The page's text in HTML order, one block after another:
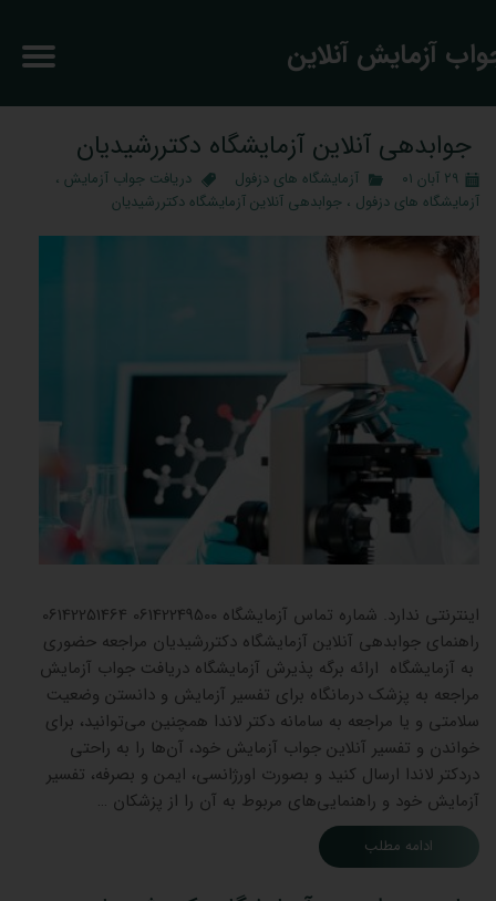
آزمایش آنلاین
جوابدهی آنلاین آزمایشگاه دکتررشیدیان
۲۹ آبان ۰۱ آزمایشگاه های دزفول دریافت جواب آزمایش ،
آزمایشگاه های دزفول ، جوابدهی آنلاین آزمایشگاه دکتررشیدیان
اینترنتی ندارد. شماره تماس آزمایشگاه 06142249500 06142251464
راهنمای جوابدهی آنلاین آزمایشگاه دکتررشیدیان مراجعه حضوری
به آزمایشگاه ارائه برگه پذیرش آزمایشگاه دریافت جواب آزمایش
مراجعه به پزشک درمانگاه برای تفسیر آزمایش و دانستن وضعیت
سلامتی و یا مراجعه به سامانه دکتر لاندا همچنین می‌توانید، برای
خواندن و تفسیر آنلاین جواب آزمایش خود، آن‌ها را به راحتی
دردکتر لاندا ارسال کنید و بصورت اورژانسی، ایمن و بصرفه، تفسیر
آزمایش خود و راهنمایی‌های مربوط به آن را از پزشکان …
ادامه مطلب